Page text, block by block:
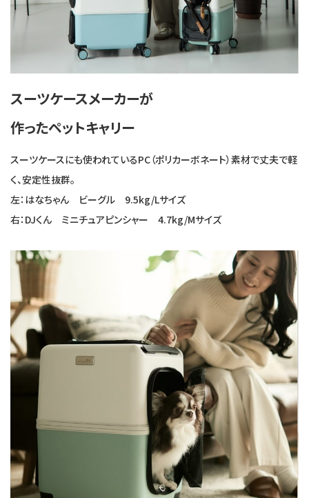
スーツケースメーカーが
作ったペットキャリー
スーツケースにも使われているPC（ポリカーボネート）素材で丈夫で軽
く、安定性抜群。
左：はなちゃん ビーグル 9.5kg/Lサイズ
右：DJくん ミニチュアピンシャー 4.7kg/Mサイズ